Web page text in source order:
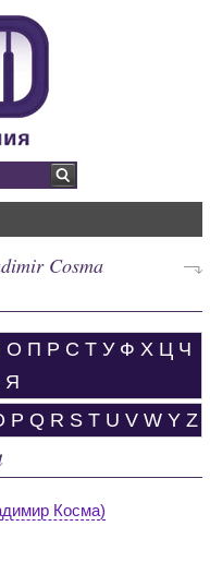
Cosma
О П Р С Т У Ф Х Ц Ч
Я
P Q R S T U V W Y Z
Косма)